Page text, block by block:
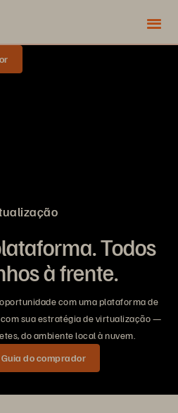
Todos
à frente.
com uma plataforma de
sua estratégia de virtualização —
do ambiente local à nuvem.
Guia do comprador